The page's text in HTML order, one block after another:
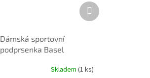
Dámská sportovní
podprsenka Basel
Skladem (1 ks)
Další
produkt